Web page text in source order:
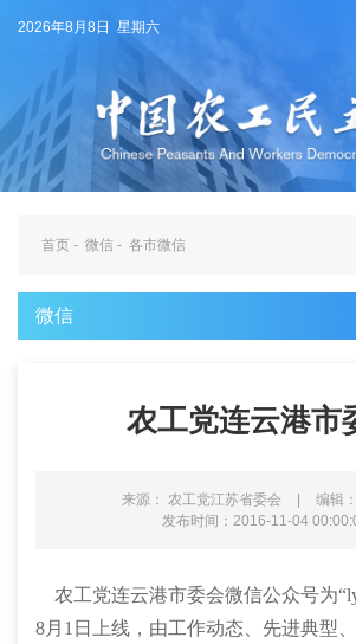
2026年8月8日 星期六
首页 - 微信 - 各市微信
微信
农工党连云港市
来源： 农工党江苏省委会 | 编辑
发布时间：2016-11-04
农工党连云港市委会微信公众号为
8月1日上线，由工作动态、先进典型